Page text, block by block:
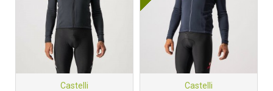
Castelli Castelli